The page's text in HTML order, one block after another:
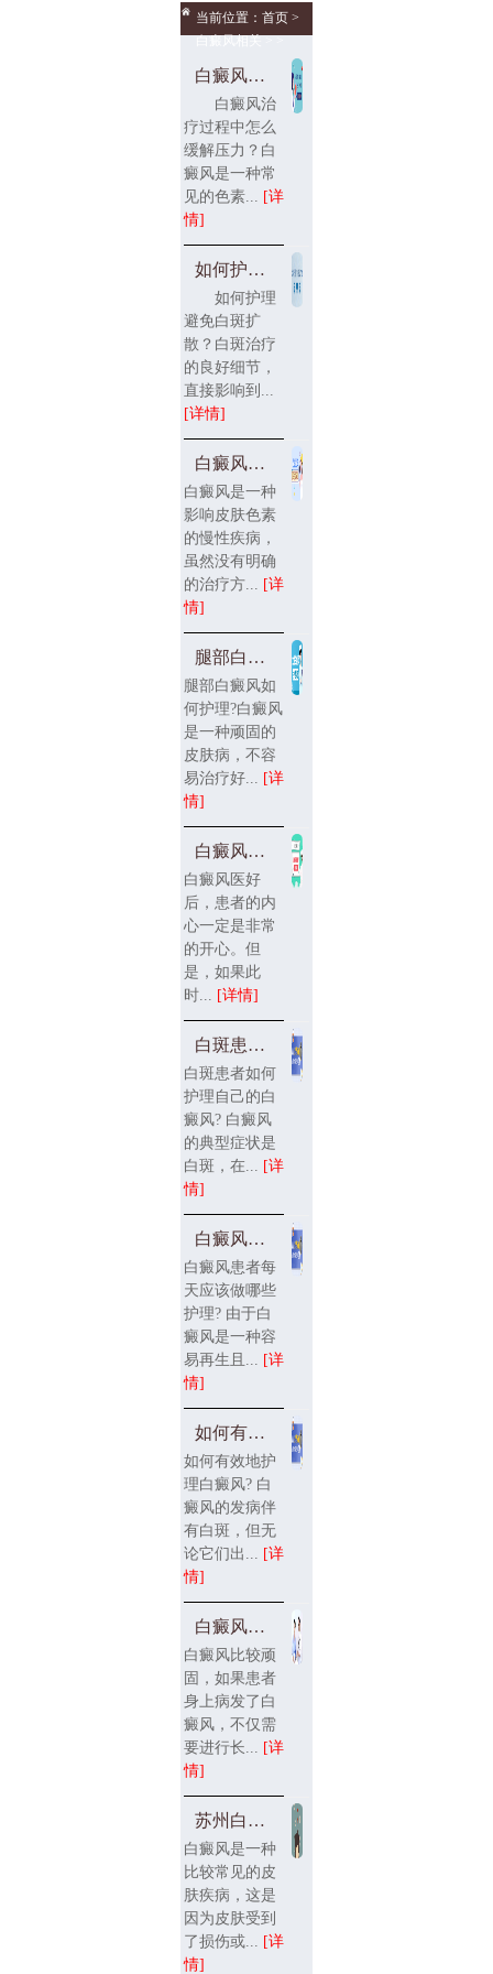
当前位置：首页 >
白癜风相关> >
白癜风治疗过程中怎么缓
白癜风治
疗过程中怎么
缓解压力？白
癜风是一种常
见的色素... [详
情]
如何护理避免白斑扩散？
如何护理
避免白斑扩
散？白斑治疗
的良好细节，
直接影响到...
[详情]
白癜风护理事项
白癜风是一种
影响皮肤色素
的慢性疾病，
虽然没有明确
的治疗方... [详
情]
腿部白癜风如何护理
腿部白癜风如
何护理?白癜风
是一种顽固的
皮肤病，不容
易治疗好... [详
情]
白癜风医好以后如何护理
白癜风医好
后，患者的内
心一定是非常
的开心。但
是，如果此
时... [详情]
白斑患者如何护理自己的
白斑患者如何
护理自己的白
癜风? 白癜风
的典型症状是
白斑，在... [详
情]
白癜风患者每天应该做哪
白癜风患者每
天应该做哪些
护理? 由于白
癜风是一种容
易再生且... [详
情]
如何有效地护理白癜风?
如何有效地护
理白癜风? 白
癜风的发病伴
有白斑，但无
论它们出... [详
情]
白癜风患者的心理压力大
白癜风比较顽
固，如果患者
身上病发了白
癜风，不仅需
要进行长... [详
情]
苏州白癜风医生解答白癜
白癜风是一种
比较常见的皮
肤疾病，这是
因为皮肤受到
了损伤或... [详
情]